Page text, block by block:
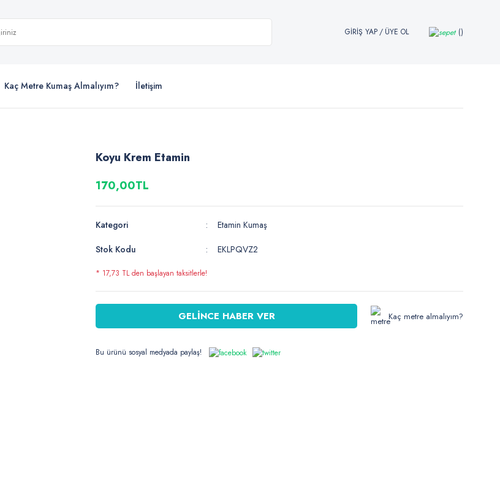
GİRİŞ YAP/ ÜYE OL
Kaç Metre Kumaş Almalıyım? İletişim
Koyu Krem Etamin
170,00TL
Kategori
Etamin Kumaş
Stok Kodu
EKLPQVZ2
* 17,73 TL den başlayan taksitlerle!
GELİNCE HABER VER Kaç metre almalıyım?
Bu ürünü sosyal medyada paylaş!